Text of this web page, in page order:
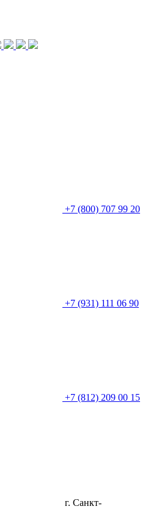
+7 (800) 707 99 20
+7 (931) 111 06 90
+7 (812) 209 00 15
г. Санкт-